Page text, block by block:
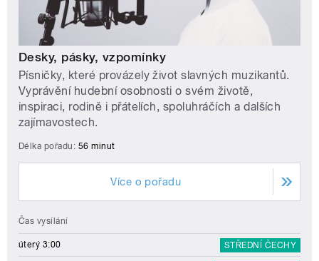
Desky, pásky, vzpomínky
Písničky, které provázely život slavných muzikantů.
Vyprávění hudební osobnosti o svém životě,
inspiraci, rodině i přátelích, spoluhráčích a dalších
zajímavostech.
Délka pořadu: 56 minut
Více o pořadu
Čas vysílání
úterý 3:00 STŘEDNÍ ČECHY